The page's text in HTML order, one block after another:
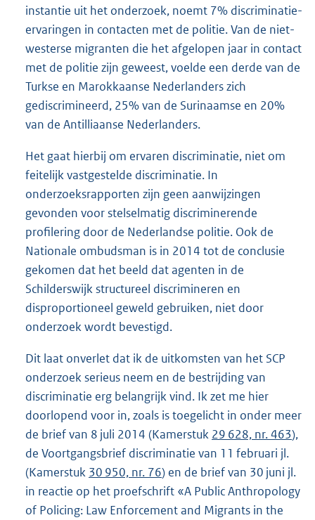
instantie uit het onderzoek, noemt 7% discriminatie-
ervaringen in contacten met de politie. Van de niet-
westerse migranten die het afgelopen jaar in contact
met de politie zijn geweest, voelde een derde van de
Turkse en Marokkaanse Nederlanders zich
gediscrimineerd, 25% van de Surinaamse en 20%
van de Antilliaanse Nederlanders.
Het gaat hierbij om ervaren discriminatie, niet om
feitelijk vastgestelde discriminatie. In
onderzoeksrapporten zijn geen aanwijzingen
gevonden voor stelselmatig discriminerende
profilering door de Nederlandse politie. Ook de
Nationale ombudsman is in 2014 tot de conclusie
gekomen dat het beeld dat agenten in de
Schilderswijk structureel discrimineren en
disproportioneel geweld gebruiken, niet door
onderzoek wordt bevestigd.
Dit laat onverlet dat ik de uitkomsten van het SCP
onderzoek serieus neem en de bestrijding van
discriminatie erg belangrijk vind. Ik zet me hier
doorlopend voor in, zoals is toegelicht in onder meer
de brief van 8 juli 2014 (Kamerstuk 29 628, nr. 463),
de Voortgangsbrief discriminatie van 11 februari jl.
(Kamerstuk 30 950, nr. 76) en de brief van 30 juni jl.
in reactie op het proefschrift «A Public Anthropology
of Policing: Law Enforcement and Migrants in the